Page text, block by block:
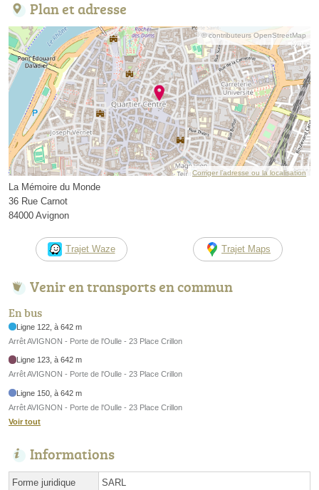
Plan et adresse
© contributeurs OpenStreetMap
Corriger l’adresse ou la localisation
La Mémoire du Monde
36 Rue Carnot
84000 Avignon
Trajet Waze Trajet Maps
Venir en transports en commun
En bus
Ligne 122, à 642 m
Arrêt AVIGNON - Porte de l'Oulle - 23 Place Crillon
Ligne 123, à 642 m
Arrêt AVIGNON - Porte de l'Oulle - 23 Place Crillon
Ligne 150, à 642 m
Arrêt AVIGNON - Porte de l'Oulle - 23 Place Crillon
Voir tout
Informations
Forme juridique SARL